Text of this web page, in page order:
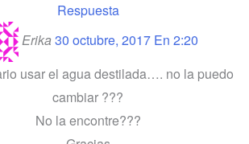
Respuesta
Erika 30 octubre, 2017 En 2:20
usar el agua destilada…. no la puedo
cambiar ???
No la encontre???